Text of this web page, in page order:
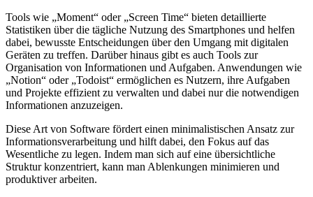
Tools wie „Moment“ oder „Screen Time“ bieten detaillierte
Statistiken über die tägliche Nutzung des Smartphones und helfen
dabei, bewusste Entscheidungen über den Umgang mit digitalen
Geräten zu treffen. Darüber hinaus gibt es auch Tools zur
Organisation von Informationen und Aufgaben. Anwendungen wie
„Notion“ oder „Todoist“ ermöglichen es Nutzern, ihre Aufgaben
und Projekte effizient zu verwalten und dabei nur die notwendigen
Informationen anzuzeigen.
Diese Art von Software fördert einen minimalistischen Ansatz zur
Informationsverarbeitung und hilft dabei, den Fokus auf das
Wesentliche zu legen. Indem man sich auf eine übersichtliche
Struktur konzentriert, kann man Ablenkungen minimieren und
produktiver arbeiten.